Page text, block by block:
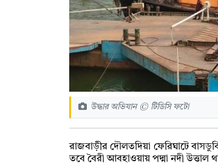
উদ্ধার অভিযান © টিডিসি ফটো
রাজবাড়ীর দৌলতদিয়া ফেরিঘাটে
তবে বৈরী আবহাওয়ায় পদ্মা নদী উত্তাল